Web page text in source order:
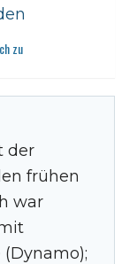
zu
der
frühen
war